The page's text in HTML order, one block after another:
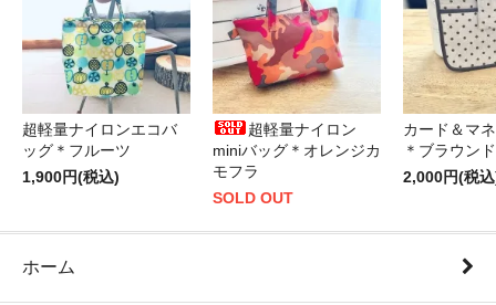
超軽量ナイロンエコバ
ッグ＊フルーツ
1,900円(税込)
超軽量ナイロン
miniバッグ＊オレンジカ
モフラ
SOLD OUT
カード＆マ
＊ブラウン
2,000円(税
ホーム